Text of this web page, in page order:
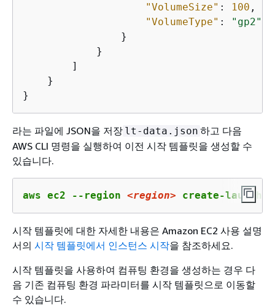
"VolumeSize" : 100 ,
"VolumeType" :
"gp2"
                }
            }
        ]
    }
}
라는 파일에 JSON을 저장 lt-data.json 하고 다음
AWS CLI 명령을 실행하여 이전 시작 템플릿을 생성할 수
있습니다.
aws ec2 --region <region> create-
시작 템플릿에 대한 자세한 내용은 Amazon EC2 사용 설명
서의 시작 템플릿에서 인스턴스 시작을 참조하세요.
시작 템플릿을 사용하여 컴퓨팅 환경을 생성하는 경우 다
음 기존 컴퓨팅 환경 파라미터를 시작 템플릿으로 이동할
수 있습니다.